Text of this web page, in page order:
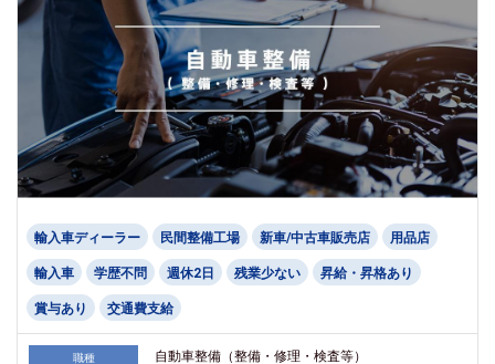
輸入車ディーラー 民間整備工場 新車/中古車販売店 用品店
輸入車 学歴不問 週休2日 残業少ない 昇給・昇格あり
賞与あり 交通費支給
職種 自動車整備（整備・修理・検査等）